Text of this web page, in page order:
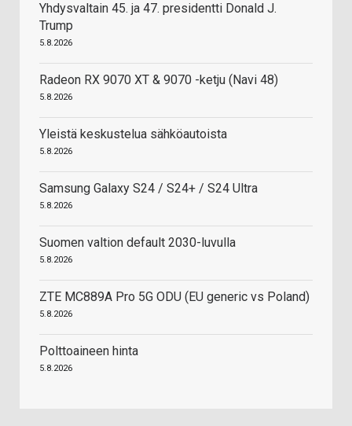
Yhdysvaltain 45. ja 47. presidentti Donald J.
Trump
5.8.2026
Radeon RX 9070 XT & 9070 -ketju (Navi 48)
5.8.2026
Yleistä keskustelua sähköautoista
5.8.2026
Samsung Galaxy S24 / S24+ / S24 Ultra
5.8.2026
Suomen valtion default 2030-luvulla
5.8.2026
ZTE MC889A Pro 5G ODU (EU generic vs Poland)
5.8.2026
Polttoaineen hinta
5.8.2026